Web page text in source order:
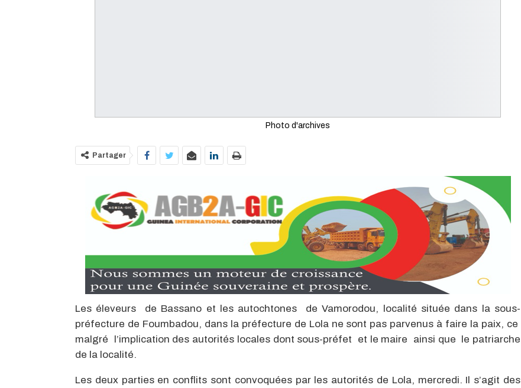
Photo d'archives
Partager
Les éleveurs de Bassano et les autochtones de Vamorodou, localité située dans la sous-
préfecture de Foumbadou, dans la préfecture de Lola ne sont pas parvenus à faire la paix, ce
malgré l’implication des autorités locales dont sous-préfet et le maire ainsi que le patriarche
de la localité.
Les deux parties en conflits sont convoquées par les autorités de Lola, mercredi. Il s’agit des